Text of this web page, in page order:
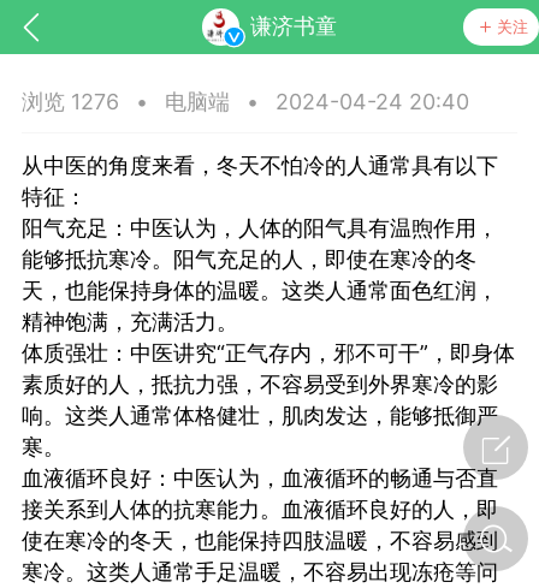
谦济书童 关注
，华夏中医人：家门口的中医人！
节气气象 问答
浏览 1276 • 电脑端 • 2024-04-24 20:40
从中医的角度来看，冬天不怕冷的人通常具有以下
特征：
阳气充足：中医认为，人体的阳气具有温煦作用，
能够抵抗寒冷。阳气充足的人，即使在寒冷的冬
天，也能保持身体的温暖。这类人通常面色红润，
精神饱满，充满活力。
体质强壮：中医讲究“正气存内，邪不可干”，即身体
素质好的人，抵抗力强，不容易受到外界寒冷的影
响。这类人通常体格健壮，肌肉发达，能够抵御严
寒。
血液循环良好：中医认为，血液循环的畅通与否直
接关系到人体的抗寒能力。血液循环良好的人，即
使在寒冷的冬天，也能保持四肢温暖，不容易感到
寒冷。这类人通常手足温暖，不容易出现冻疮等问